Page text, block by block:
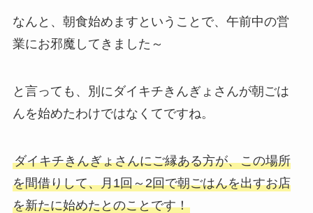
なんと、朝食始めますということで、午前中の営
業にお邪魔してきました～
と言っても、別にダイキチきんぎょさんが朝ごは
んを始めたわけではなくてですね。
ダイキチきんぎょさんにご縁ある方が、この場所
を間借りして、月1回～2回で朝ごはんを出すお店
を新たに始めたとのことです！